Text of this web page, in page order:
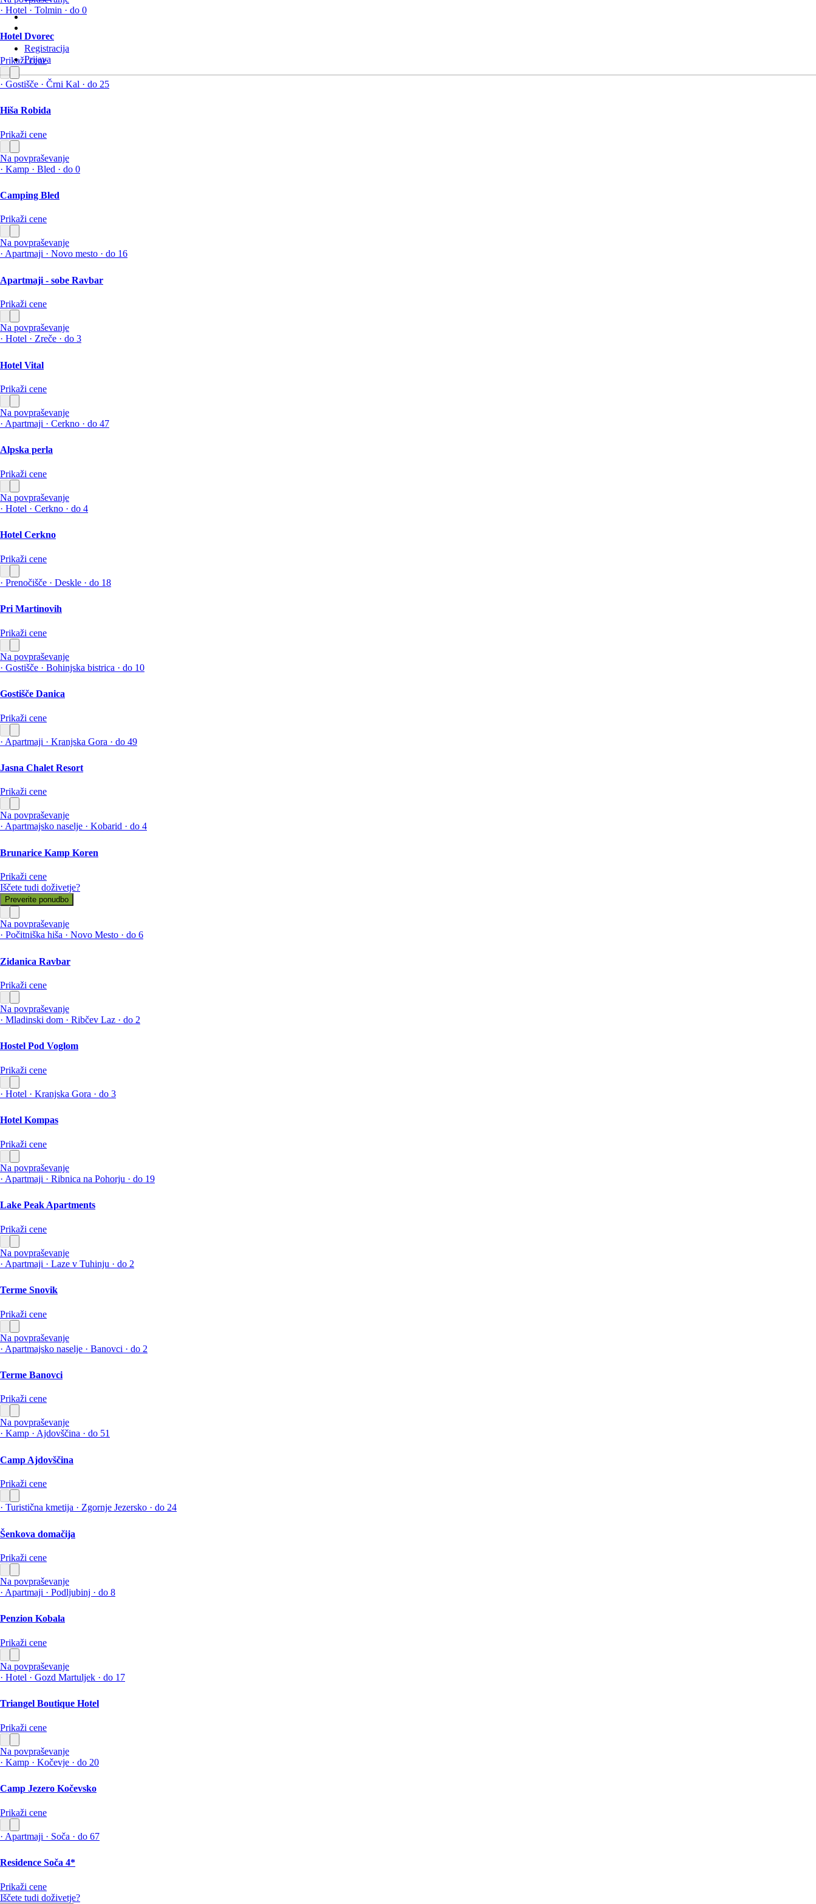
Registracija
Prijava
· Hotel · Tolmin · do 0
Hotel Dvorec
Prikaži cene
· Gostišče · Črni Kal · do 25
Hiša Robida
Prikaži cene
Na povpraševanje
· Kamp · Bled · do 0
Camping Bled
Prikaži cene
Na povpraševanje
· Apartmaji · Novo mesto · do 16
Apartmaji - sobe Ravbar
Prikaži cene
Na povpraševanje
· Hotel · Zreče · do 3
Hotel Vital
Prikaži cene
Na povpraševanje
· Apartmaji · Cerkno · do 47
Alpska perla
Prikaži cene
Na povpraševanje
· Hotel · Cerkno · do 4
Hotel Cerkno
Prikaži cene
· Prenočišče · Deskle · do 18
Pri Martinovih
Prikaži cene
Na povpraševanje
· Gostišče · Bohinjska bistrica · do 10
Gostišče Danica
Prikaži cene
· Apartmaji · Kranjska Gora · do 49
Jasna Chalet Resort
Prikaži cene
Na povpraševanje
· Apartmajsko naselje · Kobarid · do 4
Brunarice Kamp Koren
Prikaži cene
Iščete tudi doživetje?
Preverite ponudbo
Na povpraševanje
· Počitniška hiša · Novo Mesto · do 6
Zidanica Ravbar
Prikaži cene
Na povpraševanje
· Mladinski dom · Ribčev Laz · do 2
Hostel Pod Voglom
Prikaži cene
· Hotel · Kranjska Gora · do 3
Hotel Kompas
Prikaži cene
Na povpraševanje
· Apartmaji · Ribnica na Pohorju · do 19
Lake Peak Apartments
Prikaži cene
Na povpraševanje
· Apartmaji · Laze v Tuhinju · do 2
Terme Snovik
Prikaži cene
Na povpraševanje
· Apartmajsko naselje · Banovci · do 2
Terme Banovci
Prikaži cene
Na povpraševanje
· Kamp · Ajdovščina · do 51
Camp Ajdovščina
Prikaži cene
· Turistična kmetija · Zgornje Jezersko · do 24
Šenkova domačija
Prikaži cene
Na povpraševanje
· Apartmaji · Podljubinj · do 8
Penzion Kobala
Prikaži cene
Na povpraševanje
· Hotel · Gozd Martuljek · do 17
Triangel Boutique Hotel
Prikaži cene
Na povpraševanje
· Kamp · Kočevje · do 20
Camp Jezero Kočevsko
Prikaži cene
· Apartmaji · Soča · do 67
Residence Soča 4*
Prikaži cene
Iščete tudi doživetje?